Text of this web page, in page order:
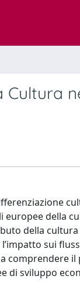
della
della
sui
comprendere
di sviluppo